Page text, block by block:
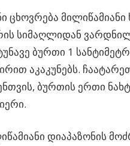
ცხოვრება
სიმაღლიდან
ბურთი 1
აკაკუნებს.
ბურთის ერთი
დიაპაზონის